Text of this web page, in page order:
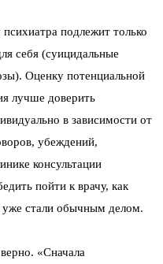
подлежит только
себя (суицидальные
Оценку потенциальной
лучше доверить
в зависимости от
убеждений,
консультации
пойти к врачу, как
уже стали обычным делом.
«Сначала